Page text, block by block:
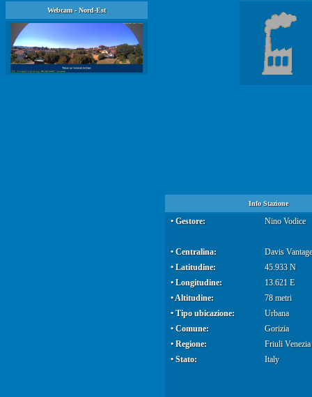
Webcam - Nord-Est
Info Stazione
• Gestore: Nino Vodice
• Centralina:
Davis
• Latitudine:
45.933 N
• Longitudine:
13.621 E
• Altitudine:
78 metri
• Tipo ubicazione:
Urbana
• Comune:
Gorizia
• Regione:
Friuli
• Stato:
Italy